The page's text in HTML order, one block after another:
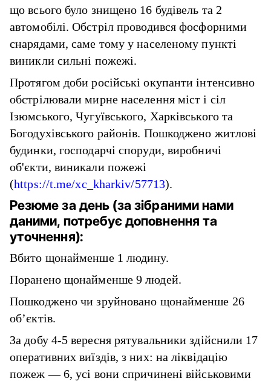
що всього було знищено 16 будівель та 2
автомобілі. Обстріл проводився фосфорними
снарядами, саме тому у населеному пункті
виникли сильні пожежі.
Протягом доби російські окупанти інтенсивно
обстрілювали мирне населення міст і сіл
Ізюмського, Чугуївського, Харківського та
Богодухівського районів. Пошкоджено житлові
будинки, господарчі споруди, виробничі
об'єкти, виникали пожежі
(https://t.me/xc_kharkiv/57713).
Резюме за день (за зібраними нами
даними, потребує доповнення та
уточнення):
Вбито щонайменше 1 людину.
Поранено щонайменше 9 людей.
Пошкоджено чи зруйновано щонайменше 26
об’єктів.
За добу 4-5 вересня рятувальники здійснили 17
оперативних виїздів, з них: на ліквідацію
пожеж — 6, усі вони спричинені військовими